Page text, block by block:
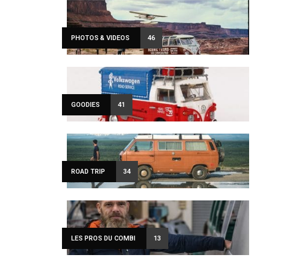
PHOTOS & VIDEOS 46
GOODIES 41
ROAD TRIP 34
LES PROS DU COMBI 13